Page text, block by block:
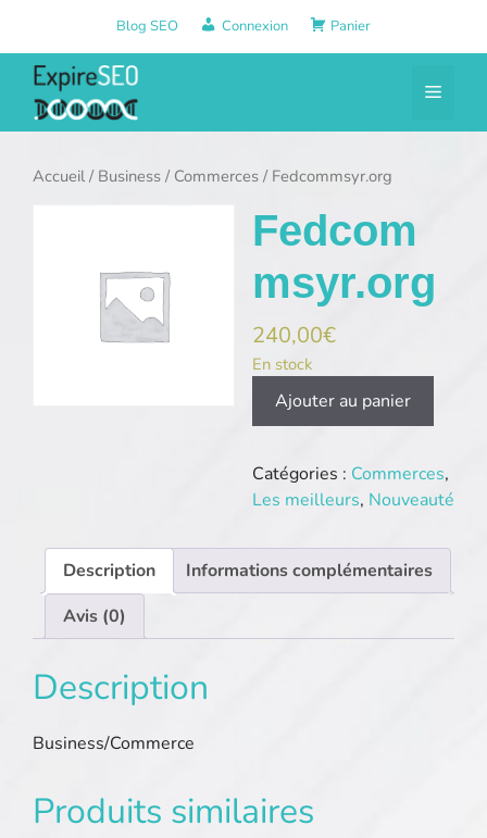
contenu
Blog SEO Connexion Panier
Menu
Accueil/ Business / Commerces / Fedcommsyr.org
Fedcom
msyr.org
240,00€
En stock
quantité
Ajouter au panier
Catégories : Commerces,
Les meilleurs, Nouveauté
Description
Informations complémentaires
Avis (0)
Description
Business/Commerce
Produits similaires